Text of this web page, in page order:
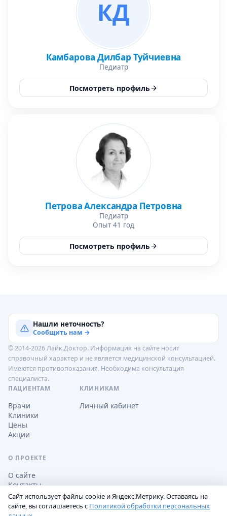
КД
Камбарова Дилбар Туйчиевна
Педиатр
Посмотреть профиль
Петрова Александра Петровна
Педиатр
Опыт 41 год
Посмотреть профиль
Нашли неточность?
Сообщить нам →
© 2014-2026 Лайк.Доктор. Информация на сайте носит
справочный характер и не является медицинской консультацией.
Имеются противопоказания. Необходима консультация
специалиста.
ПАЦИЕНТАМ
Врачи
Клиники
Цены
Акции
КЛИНИКАМ
Личный кабинет
О ПРОЕКТЕ
О сайте
Контакты
Сайт использует файлы cookie и Яндекс.Метрику. Оставаясь на
сайте, вы соглашаетесь с Политикой обработки персональных